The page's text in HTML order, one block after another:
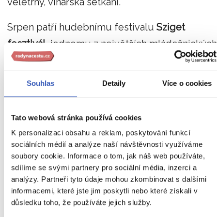
Souhlas Detaily Více o cookies
Tato webová stránka používá cookies
K personalizaci obsahu a reklam, poskytování funkcí
sociálních médií a analýze naší návštěvnosti využíváme
soubory cookie. Informace o tom, jak náš web používáte,
sdílíme se svými partnery pro sociální média, inzerci a
analýzy. Partneři tyto údaje mohou zkombinovat s dalšími
informacemi, které jste jim poskytli nebo které získali v
důsledku toho, že používáte jejich služby.
Srpen patří hudebnímu festivalu Sziget
fesztivál, jednomu z největších mládežnických
festivalů Evropy.
Jezdí se tu Velká cena Maďarska, běhá se
maraton, slaví se Dny evropského kulturního
dědictví amístní vánoční trhy patří k těm
nejkouzelnějším v Evropě. Kromě toho se v
Budapešti pořádá bezpočet výstav a je tu tolik
divadel, operních domů, hudebních klubů
a dalších podobných podniků, že člověk
skutečně neví, kam dřív skočit.